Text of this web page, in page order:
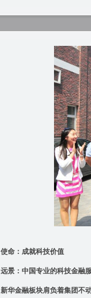
使命：成就科技价值
远景：中国专业的科技金融
新华金融板块肩负着集团不